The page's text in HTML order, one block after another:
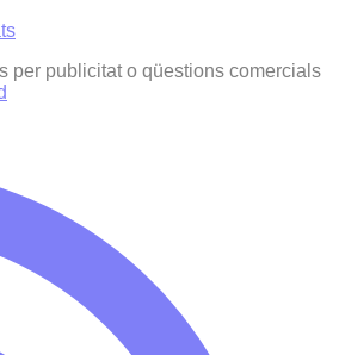
per publicitat o qüestions comercials